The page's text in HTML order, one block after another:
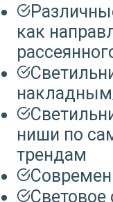
как
ниши по
трендам
Световое